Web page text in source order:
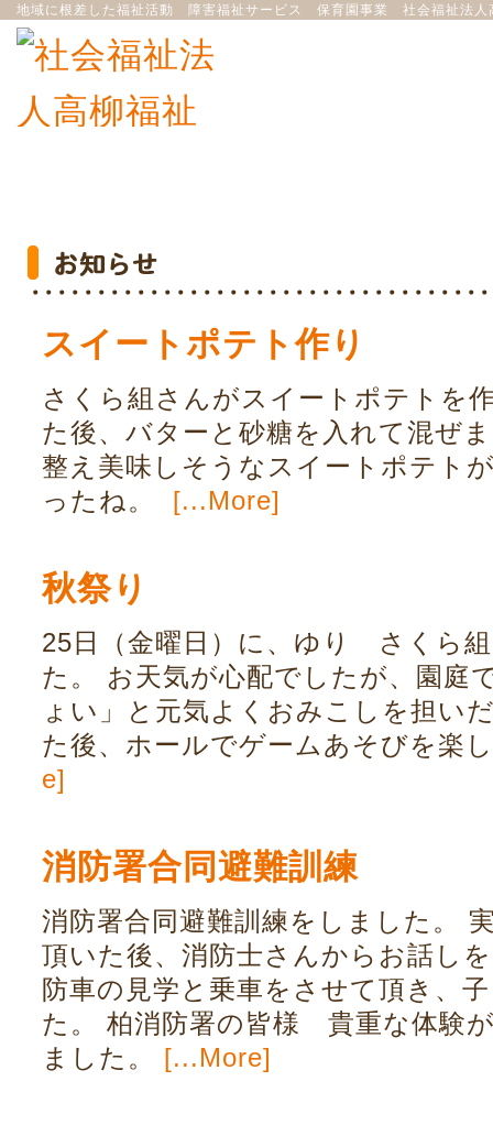
地域に根差した福祉活動 障害福祉サービス 保育園事業 社会福祉法人
スイートポテト作り
さくら組さんがスイートポテトを
た後、バターと砂糖を入れて混ぜ
整え美味しそうなスイートポテト
ったね。 [...More]
秋祭り
25日（金曜日）に、ゆり さくら
た。 お天気が心配でしたが、園庭
ょい」と元気よくおみこしを担い
た後、ホールでゲームあそび
e]
消防署合同避難訓練
消防署合同避難訓練をしました。
頂いた後、消防士さんからお話し
防車の見学と乗車をさせて頂き、
た。 柏消防署の皆様 貴重な体験
ました。 [...More]